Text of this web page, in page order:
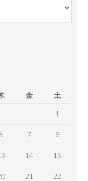
金 土
1
6 7 8
14 15
21 22